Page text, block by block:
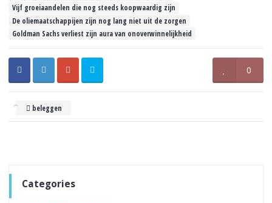
Vijf groeiaandelen die nog steeds koopwaardig zijn
De oliemaatschappijen zijn nog lang niet uit de zorgen
Goldman Sachs verliest zijn aura van onoverwinnelijkheid
0
beleggen
Categories